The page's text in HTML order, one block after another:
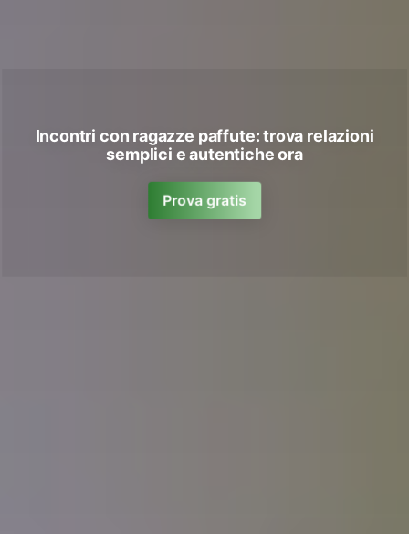
Incontri con ragazze paffute: trova relazioni
semplici e autentiche ora
Prova gratis